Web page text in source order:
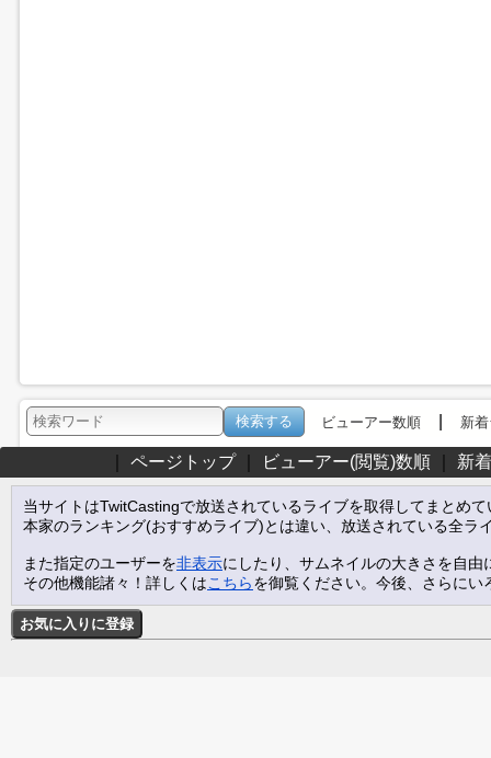
ビューアー数順| 新
ページトップ｜ ビューアー(閲覧)数順｜ 新
当サイトはTwitCastingで放送されているライブを取得してまとめ
本家のランキング(おすすめライブ)とは違い、放送されている全ラ
また指定のユーザーを非表示にしたり、サムネイルの大きさを自
その他機能諸々！詳しくはこちらを御覧ください。今後、さらに